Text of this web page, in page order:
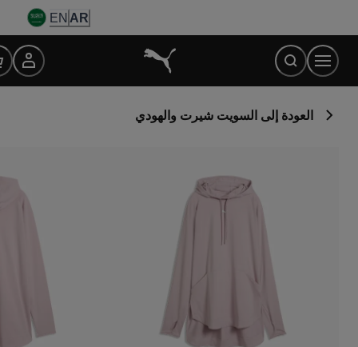
Content
AR
EN
العودة إلى السويت شيرت والهودي